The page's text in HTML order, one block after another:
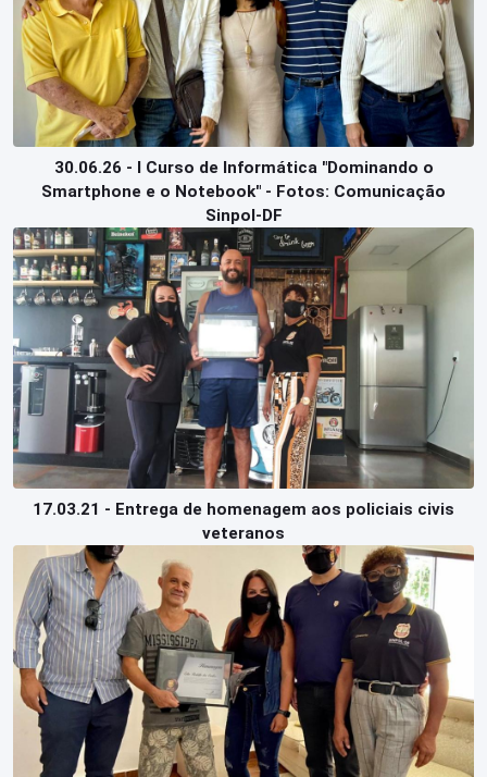
30.06.26 - I Curso de Informática "Dominando o
Smartphone e o Notebook" - Fotos: Comunicação
Sinpol-DF
17.03.21 - Entrega de homenagem aos policiais civis
veteranos